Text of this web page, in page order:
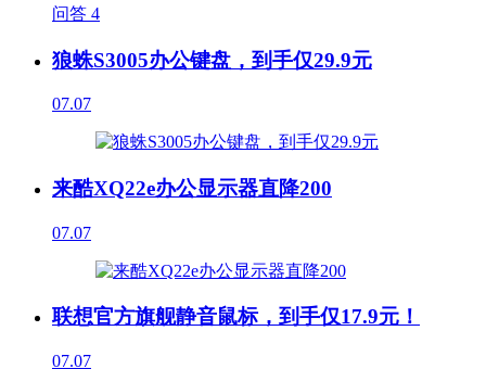
问答 4
狼蛛S3005办公键盘，到手仅29.9元
07.07
来酷XQ22e办公显示器直降200
07.07
联想官方旗舰静音鼠标，到手仅17.9元！
07.07